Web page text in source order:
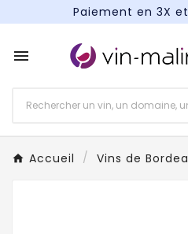
Paiement en 3X
Paiement en 3X

Accueil Vins de